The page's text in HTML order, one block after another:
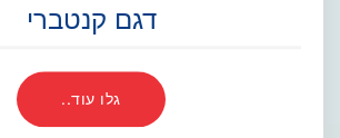
דגם קנטברי
גלו עוד..